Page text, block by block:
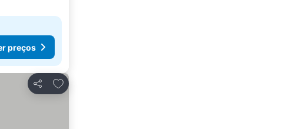
preços
Partilhar
Adicionar aos favoritos